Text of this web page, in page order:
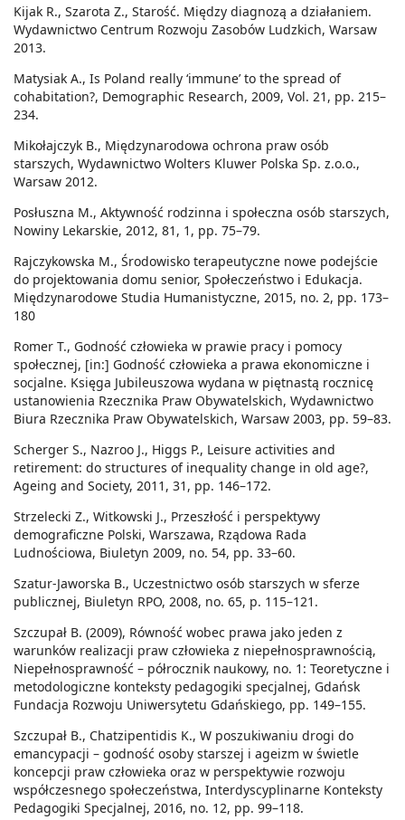
Kijak R., Szarota Z., Starość. Między diagnozą a działaniem.
Wydawnictwo Centrum Rozwoju Zasobów Ludzkich, Warsaw
2013.
Matysiak A., Is Poland really ‘immune’ to the spread of
cohabitation?, Demographic Research, 2009, Vol. 21, pp. 215–
234.
Mikołajczyk B., Międzynarodowa ochrona praw osób
starszych, Wydawnictwo Wolters Kluwer Polska Sp. z.o.o.,
Warsaw 2012.
Posłuszna M., Aktywność rodzinna i społeczna osób starszych,
Nowiny Lekarskie, 2012, 81, 1, pp. 75–79.
Rajczykowska M., Środowisko terapeutyczne nowe podejście
do projektowania domu senior, Społeczeństwo i Edukacja.
Międzynarodowe Studia Humanistyczne, 2015, no. 2, pp. 173–
180
Romer T., Godność człowieka w prawie pracy i pomocy
społecznej, [in:] Godność człowieka a prawa ekonomiczne i
socjalne. Księga Jubileuszowa wydana w piętnastą rocznicę
ustanowienia Rzecznika Praw Obywatelskich, Wydawnictwo
Biura Rzecznika Praw Obywatelskich, Warsaw 2003, pp. 59–83.
Scherger S., Nazroo J., Higgs P., Leisure activities and
retirement: do structures of inequality change in old age?,
Ageing and Society, 2011, 31, pp. 146–172.
Strzelecki Z., Witkowski J., Przeszłość i perspektywy
demograficzne Polski, Warszawa, Rządowa Rada
Ludnościowa, Biuletyn 2009, no. 54, pp. 33–60.
Szatur-Jaworska B., Uczestnictwo osób starszych w sferze
publicznej, Biuletyn RPO, 2008, no. 65, p. 115–121.
Szczupał B. (2009), Równość wobec prawa jako jeden z
warunków realizacji praw człowieka z niepełnosprawnością,
Niepełnosprawność – półrocznik naukowy, no. 1: Teoretyczne i
metodologiczne konteksty pedagogiki specjalnej, Gdańsk
Fundacja Rozwoju Uniwersytetu Gdańskiego, pp. 149–155.
Szczupał B., Chatzipentidis K., W poszukiwaniu drogi do
emancypacji – godność osoby starszej i ageizm w świetle
koncepcji praw człowieka oraz w perspektywie rozwoju
współczesnego społeczeństwa, Interdyscyplinarne Konteksty
Pedagogiki Specjalnej, 2016, no. 12, pp. 99–118.